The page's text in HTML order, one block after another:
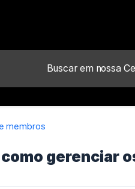
membros
como gerenciar